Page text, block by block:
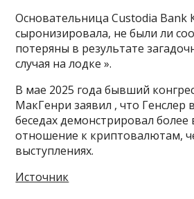
Основательница Custodia Bank
сыронизировала, не были ли
потеряны в результате
случая на лодке ».
В мае 2025 года бывший
МакГенри заявил , что Генслер
беседах демонстрировал
отношение к криптовалютам,
выступлениях.
Источник